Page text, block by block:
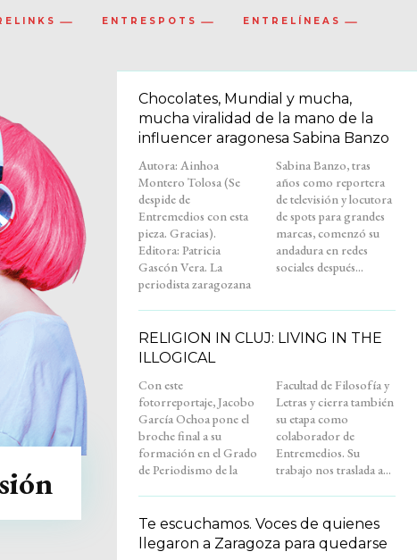
ENTRESPOTS ENTRELÍNEAS
Chocolates, Mundial y mucha,
mucha viralidad de la mano de la
influencer aragonesa Sabina Banzo
Autora: Ainhoa
Montero Tolosa (Se
despide de
Entremedios con esta
pieza. Gracias).
Editora: Patricia
Gascón Vera. La
periodista zaragozana
Sabina Banzo, tras
años como reportera
de televisión y locutora
de spots para grandes
marcas, comenzó su
andadura en redes
sociales después...
RELIGION IN CLUJ: LIVING IN THE
ILLOGICAL
Con este
fotorreportaje, Jacobo
García Ochoa pone el
broche final a su
formación en el Grado
de Periodismo de la
Facultad de Filosofía y
Letras y cierra también
su etapa como
colaborador de
Entremedios. Su
trabajo nos traslada a...
Te escuchamos. Voces de quienes
llegaron a Zaragoza para quedarse